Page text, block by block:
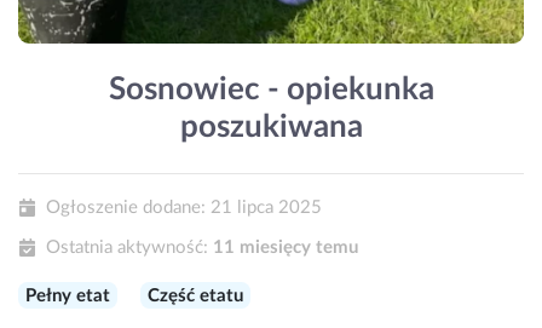
Sosnowiec - opiekunka
poszukiwana
Ogłoszenie dodane: 21 lipca 2025
Ostatnia aktywność: 11 miesięcy temu
Pełny etat Część etatu